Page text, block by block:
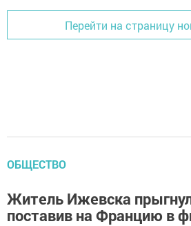
Перейти на страницу
ОБЩЕСТВО
Житель Ижевска
поставив на Францию в